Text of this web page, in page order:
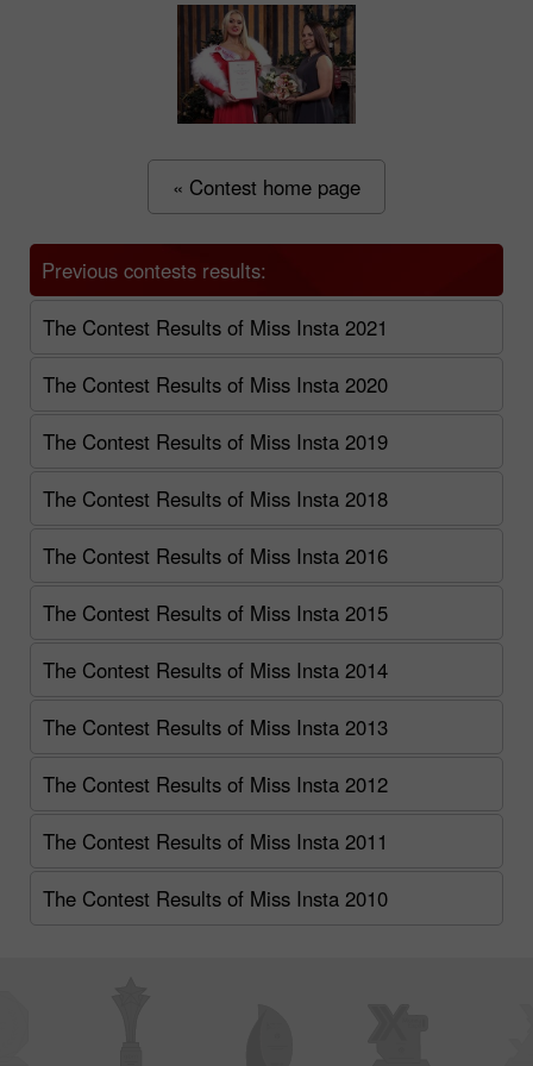
« Contest home page
Previous contests results:
The Contest Results of Miss Insta 2021
The Contest Results of Miss Insta 2020
The Contest Results of Miss Insta 2019
The Contest Results of Miss Insta 2018
The Contest Results of Miss Insta 2016
The Contest Results of Miss Insta 2015
The Contest Results of Miss Insta 2014
The Contest Results of Miss Insta 2013
The Contest Results of Miss Insta 2012
The Contest Results of Miss Insta 2011
The Contest Results of Miss Insta 2010